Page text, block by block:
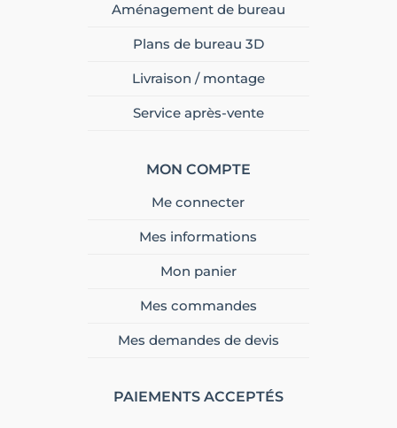
Aménagement de bureau
Plans de bureau 3D
Livraison / montage
Service après-vente
MON COMPTE
Me connecter
Mes informations
Mon panier
Mes commandes
Mes demandes de devis
PAIEMENTS ACCEPTÉS